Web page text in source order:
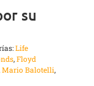
su
Life
,Floyd
Mario Balotelli,